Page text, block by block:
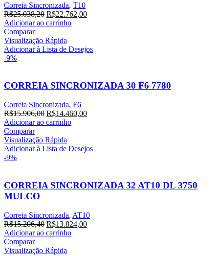
Correia Sincronizada, T10
R$25.038,20 R$22.762,00
Adicionar ao carrinho
Comparar
Visualização Rápida
Adicionar à Lista de Desejos
-9%
CORREIA SINCRONIZADA 30 F6 7780
Correia Sincronizada, F6
R$15.906,00 R$14.460,00
Adicionar ao carrinho
Comparar
Visualização Rápida
Adicionar à Lista de Desejos
-9%
CORREIA SINCRONIZADA 32 AT10 DL 3750
MULCO
Correia Sincronizada, AT10
R$15.206,40 R$13.824,00
Adicionar ao carrinho
Comparar
Visualização Rápida